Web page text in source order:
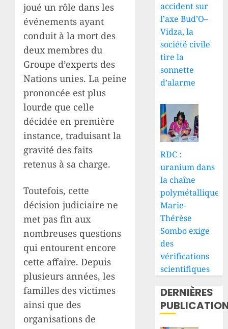
joué un rôle dans les
événements ayant
conduit à la mort des
deux membres du
Groupe d’experts des
Nations unies. La peine
prononcée est plus
lourde que celle
décidée en première
instance, traduisant la
gravité des faits
retenus à sa charge.
Toutefois, cette
décision judiciaire ne
met pas fin aux
nombreuses questions
qui entourent encore
cette affaire. Depuis
plusieurs années, les
familles des victimes
ainsi que des
organisations de
accident sur
l’axe Bud’O–
Vidza, la
société civile
tire la
sonnette
d’alarme
RDC :
uranium dans
la chaîne
polymétallique,
Marie-
Thérèse
Sombo exige
des
vérifications
scientifiques
DERNIÈRES